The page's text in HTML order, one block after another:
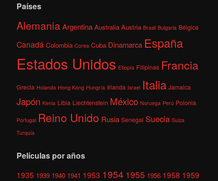
Países
AlemaniaArgentina Australia Austria Brasil Bulgaria Bélgica
Canadá Colombia Corea Cuba Dinamarca España
Estados Unidos Etiopía Filipinas Francia
Grecia Holanda Hong Kong Hungría Irlanda Israel Italia Jamaica
Japón Kenia Libia Liechtenstein México Noruega Perú Polonia
Portugal Reino Unido Rusia Senegal Suecia Suiza
Turquía
Películas por años
1935 1939 1940 1941 1953 1954 1955 1956 1958 1959